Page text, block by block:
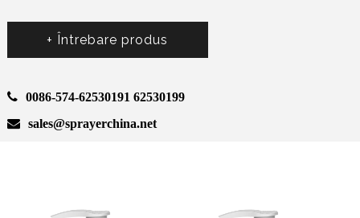
+ Întrebare produs
0086-574-62530191 62530199
sales@sprayerchina.net